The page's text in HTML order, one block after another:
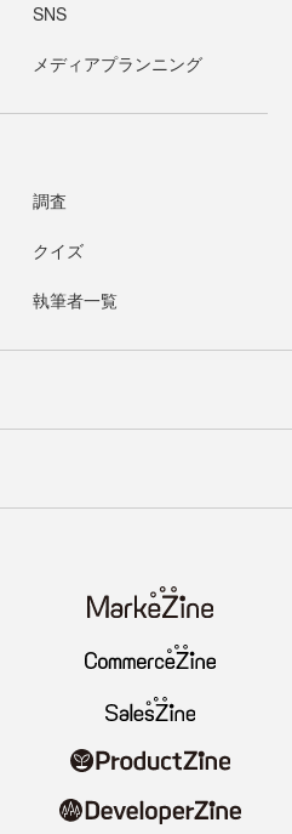
SNS
メディアプランニング
調査
クイズ
執筆者一覧